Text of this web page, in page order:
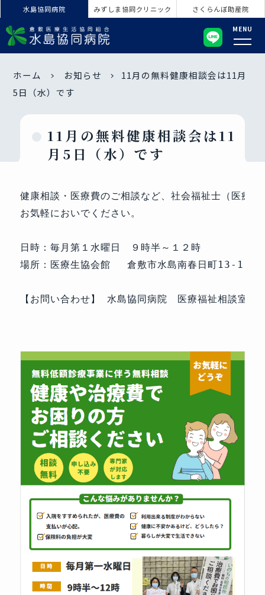
水島協同病院 みずしま協同クリニック さくらんぼ助産院
MENU
ホーム お知らせ
11月の無料健康相談会は11月
5日（水）です
11月の無料健康相談会は11
月5日（水）です
健康相談・医療費のご相談など、社会福祉士（医療
お気軽においでください。
日時：毎月第１水曜日　９時半～１２時
場所：医療生協会館 　倉敷市水島南春日町13-1
【お問い合わせ】 水島協同病院　医療福祉相談室